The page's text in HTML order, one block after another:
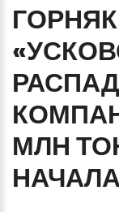
МЛН
НАЧАЛА